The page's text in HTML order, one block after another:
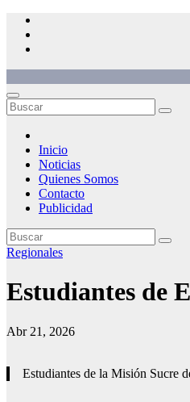
Saltar
contenido
Inicio
Noticias
Quienes Somos
Contacto
Publicidad
Regionales
Estudiantes de
Abr 21, 2026
Estudiantes de la Misión Sucre